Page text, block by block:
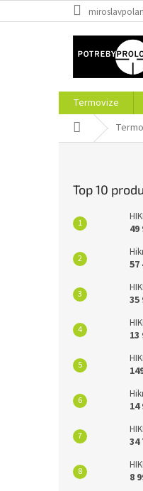
na
Termovize
Domů
Top 10
49
57
35
13
14
34
8